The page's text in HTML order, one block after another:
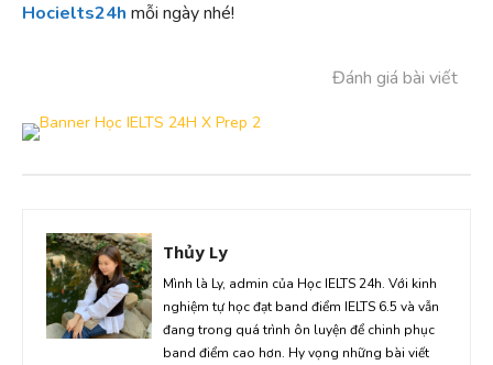
Hocielts24h mỗi ngày nhé!
Đánh giá bài viết
Thủy Ly
Mình là Ly, admin của Học IELTS 24h. Với kinh
nghiệm tự học đạt band điểm IELTS 6.5 và vẫn
đang trong quá trình ôn luyện để chinh phục
band điểm cao hơn. Hy vọng những bài viết